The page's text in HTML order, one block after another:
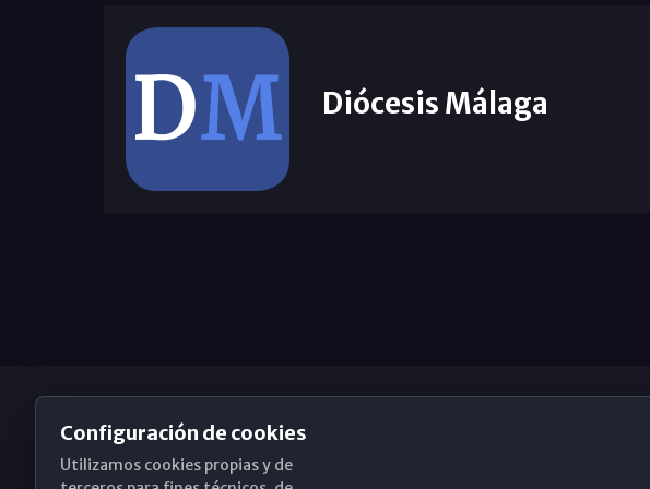
Diócesis Málaga
Configuración de cookies
Utilizamos cookies propias y de